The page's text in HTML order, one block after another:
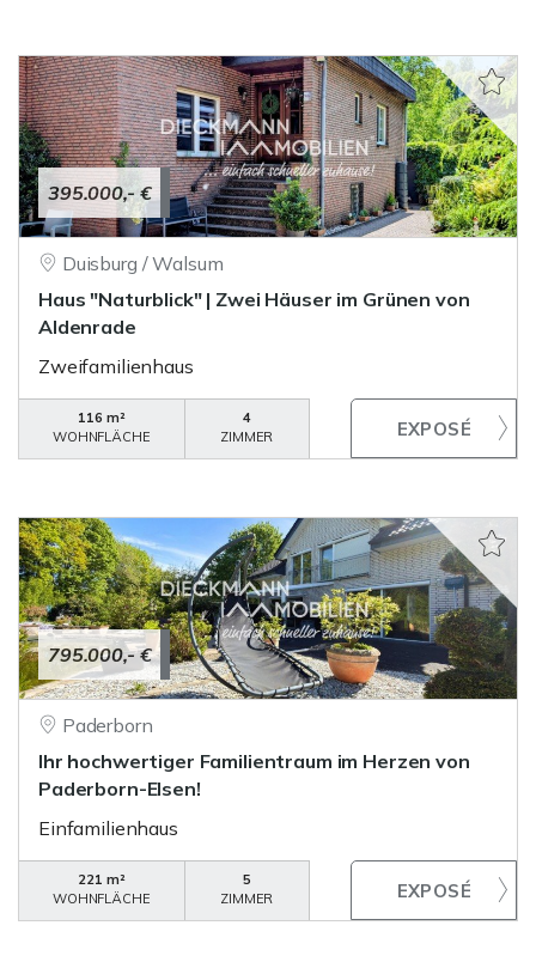
395.000,- €
Duisburg / Walsum
Haus "Naturblick" | Zwei Häuser im Grünen von
Aldenrade
Zweifamilienhaus
116 m²
WOHNFLÄCHE
4
ZIMMER
795.000,- €
Paderborn
Ihr hochwertiger Familientraum im Herzen von
Paderborn-Elsen!
Einfamilienhaus
221 m²
WOHNFLÄCHE
5
ZIMMER